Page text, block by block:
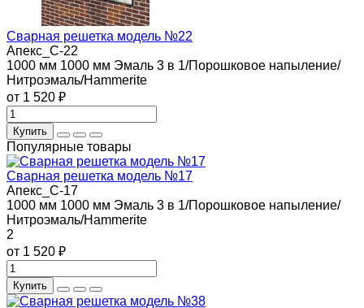
Сварная решетка модель №22
Апекс_С-22
1000 мм 1000 мм Эмаль 3 в 1/Порошковое напыление/
Нитроэмаль/Hammerite
от 1 520 ₽
Купить
Популярные товары
Сварная решетка модель №17
Апекс_С-17
1000 мм 1000 мм Эмаль 3 в 1/Порошковое напыление/
Нитроэмаль/Hammerite
2
от 1 520 ₽
Купить